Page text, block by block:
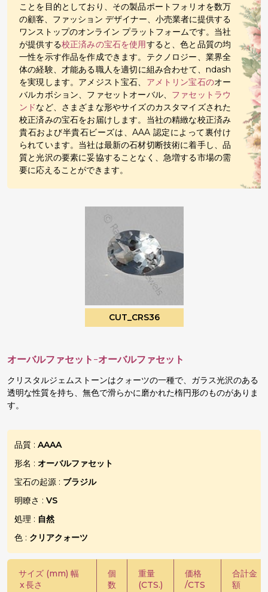
ことを目的としており、その製品ポートフォリオを数万
の顧客、ファッション デザイナー、小売業者に提供する
ワンストップのオンライン プラットフォームです。当社
が提供する校正済みの宝石を使用すると、色と品質の均
一性を示す作品を作成できます。テクノロジー、業界全
体の経験、才能ある職人を適切に組み合わせて、ndash
を実現します。アメジスト宝石、 アメトリン宝石のオー
バルカボション、ファセットオーバル、 ファセットラウ
ンドなど、さまざまな形やサイズのカスタマイズされた
校正済みの宝石をお届けします。当社の精緻な校正済み
貴石および半貴石ビーズは、AAA 認定によって裏付け
られています。当社は最新の石材切断技術に着手し、品
質と光沢の要素に妥協することなく、急増する市場の需
要に応えることができます。
CUT_CRS36
オーバルファセット-オーバルファセット
クリスタルジェムストーンはクォーツの一種で、ガラス光沢のある
透明な性質を持ち、無色で滑らかに磨かれた楕円形のものがありま
す。
品質 : AAAA
形名 : オーバルファセット
宝石の起源 : ブラジル
明瞭さ : VS
処理 : 自然
色 : クリアクォーツ
サイズ (mm) 幅
x長さ
個
数
重量
(CTS.)
価格
/CTS
合計金
額